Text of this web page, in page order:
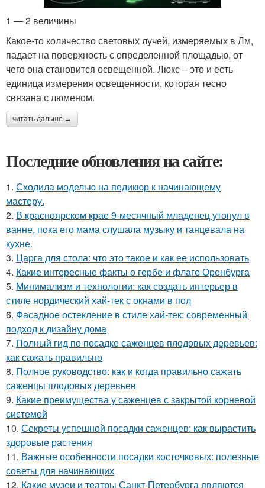
1 — 2 величины
Какое-то количество световых лучей, измеряемых в Лм,
падает на поверхность с определенной площадью, от
чего она становится освещенной. Люкс – это и есть
единица измерения освещенности, которая тесно
связана с люменом.
читать дальше →
Последние обновления на сайте:
1. Сходила моделью на педикюр к начинающему
мастеру.
2. В красноярском крае 9-месячный младенец утонул в
ванне, пока его мама слушала музыку и танцевала на
кухне.
3. Царга для стола: что это такое и как ее использовать
4. Какие интересные факты о гербе и флаге Оренбурга
5. Минимализм и технологии: как создать интерьер в
стиле нордический хай-тек с окнами в пол
6. Фасадное остекление в стиле хай-тек: современный
подход к дизайну дома
7. Полный гид по посадке саженцев плодовых деревьев:
как сажать правильно
8. Полное руководство: как и когда правильно сажать
саженцы плодовых деревьев
9. Какие преимущества у саженцев с закрытой корневой
системой
10. Секреты успешной посадки саженцев: как вырастить
здоровые растения
11. Важные особенности посадки косточковых: полезные
советы для начинающих
12. Какие музеи и театры Санкт-Петербурга являются